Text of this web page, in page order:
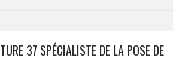
37 SPÉCIALISTE DE LA POSE DE